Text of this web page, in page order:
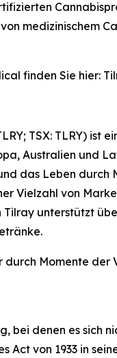
medizinischem
finden Sie hier:
TSX: TLRY)
Australien und
das Leben
Vielzahl von
unterstützt
Momente der
bei denen es
Act von 1933 in